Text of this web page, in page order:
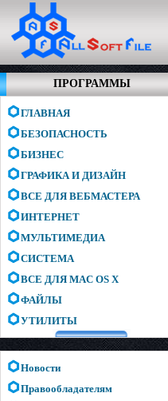
ПРОГРАММЫ
ГЛАВНАЯ
БЕЗОПАСНОСТЬ
БИЗНЕС
ГРАФИКА И ДИЗАЙН
ВСЕ ДЛЯ ВЕБМАСТЕРА
ИНТЕРНЕТ
МУЛЬТИМЕДИА
СИСТЕМА
ВСЕ ДЛЯ MAC OS X
ФАЙЛЫ
УТИЛИТЫ
Новости
Правообладателям